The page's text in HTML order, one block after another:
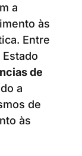
a
às
Entre
de
a
de
às